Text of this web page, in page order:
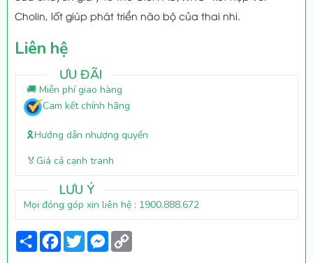
Cholin, Iốt giúp phát triển não bộ của thai nhi.
Liên hệ
ƯU ĐÃI
🚚 Miễn phí giao hàng
Cam kết chính hãng
🎗️Hướng dẫn nhượng quyền
🏅Giá cả cạnh tranh
LƯU Ý
Mọi đóng góp xin liên hệ : 1900.888.672
ShareFacebook
TwitterMessenger